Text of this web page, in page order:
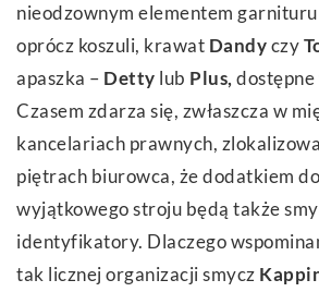
nieodzownym elementem
oprócz koszuli, krawat Dandyczy
apaszka – Detty lub Plus,
Czasem zdarza się, zwłaszcza w
kancelariach prawnych,
piętrach biurowca, że dodatkiem
wyjątkowego stroju będą także
identyfikatory. Dlaczego
tak licznej organizacji smycz